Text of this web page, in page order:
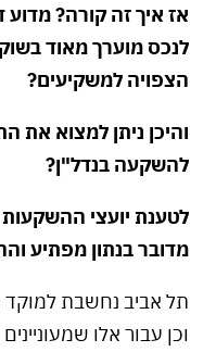
אז איך זה קורה?
לנכס מוערך מאוד
הצפויה למשקיעים?
והיכן ניתן למצוא את
להשקעה בנדל"ן?
לטענת יועצי
מדובר בנתון מפתיע
תל אביב נחשבת למוקד
וכן עבור אלו